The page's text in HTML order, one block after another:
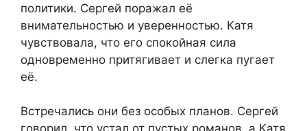
политики. Сергей поражал её
внимательностью и уверенностью. Катя
чувствовала, что его спокойная сила
одновременно притягивает и слегка пугает
её.
Встречались они без особых планов. Сергей